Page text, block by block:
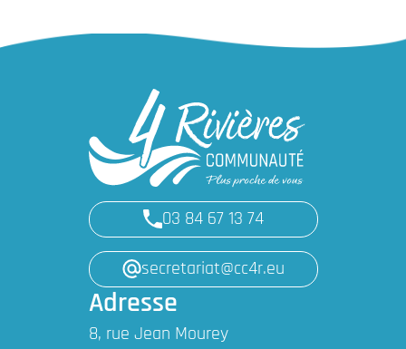
03 84 67 13 74
secretariat@cc4r.eu
Adresse
8, rue Jean Mourey